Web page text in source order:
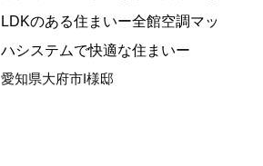
LDKのある住まいー全館空調マッ
ハシステムで快適な住まいー
愛知県大府市I様邸